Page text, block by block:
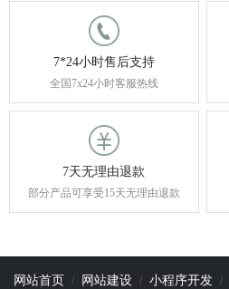
7*24小时售后支持
全国7x24小时客服热线
7天无理由退款
部分产品可享受15天无理由退款
网站首页 网站建设 小程序开发